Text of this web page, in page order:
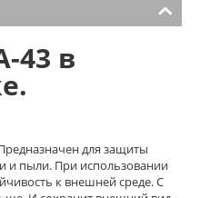
43 в
для защиты
и пыли. При использовании
к внешней среде. С